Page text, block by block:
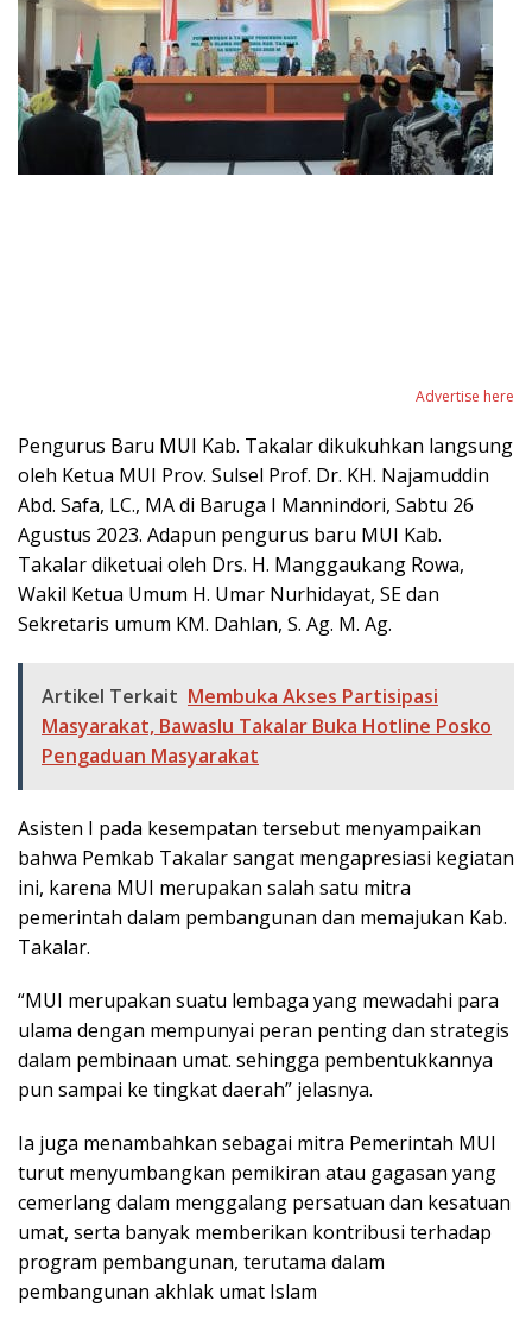
Advertise here
Pengurus Baru MUI Kab. Takalar dikukuhkan langsung
oleh Ketua MUI Prov. Sulsel Prof. Dr. KH. Najamuddin
Abd. Safa, LC., MA di Baruga I Mannindori, Sabtu 26
Agustus 2023. Adapun pengurus baru MUI Kab.
Takalar diketuai oleh Drs. H. Manggaukang Rowa,
Wakil Ketua Umum H. Umar Nurhidayat, SE dan
Sekretaris umum KM. Dahlan, S. Ag. M. Ag.
Artikel Terkait Membuka Akses Partisipasi
Masyarakat, Bawaslu Takalar Buka Hotline Posko
Pengaduan Masyarakat
Asisten I pada kesempatan tersebut menyampaikan
bahwa Pemkab Takalar sangat mengapresiasi kegiatan
ini, karena MUI merupakan salah satu mitra
pemerintah dalam pembangunan dan memajukan Kab.
Takalar.
“MUI merupakan suatu lembaga yang mewadahi para
ulama dengan mempunyai peran penting dan strategis
dalam pembinaan umat. sehingga pembentukkannya
pun sampai ke tingkat daerah” jelasnya.
Ia juga menambahkan sebagai mitra Pemerintah MUI
turut menyumbangkan pemikiran atau gagasan yang
cemerlang dalam menggalang persatuan dan kesatuan
umat, serta banyak memberikan kontribusi terhadap
program pembangunan, terutama dalam
pembangunan akhlak umat Islam